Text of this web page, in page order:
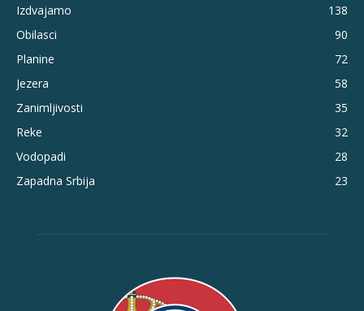
Izdvajamo
138
Obilasci
90
Planine
72
Jezera
58
Zanimljivosti
35
Reke
32
Vodopadi
28
Zapadna Srbija
23